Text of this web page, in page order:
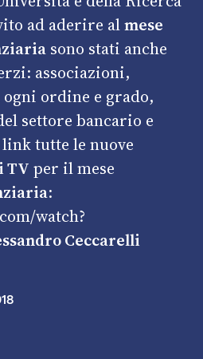
ad aderire almese
sono stati anche
associazioni,
ordine e grado,
settore bancario e
tutte le nuove
TV per il mese
:
watch?
Ceccarelli